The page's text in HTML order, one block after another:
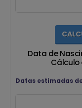
Data de
Cálculo
Datas estimadas